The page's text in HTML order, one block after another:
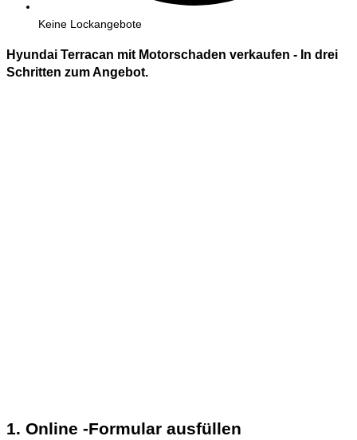
Keine Lockangebote
Hyundai Terracan mit Motorschaden verkaufen - In drei
Schritten zum Angebot.
1. Online -Formular ausfüllen